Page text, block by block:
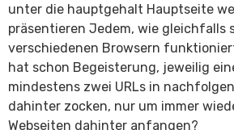
unter die hauptgehalt Hauptseite
präsentieren Jedem, wie gleichfalls
verschiedenen Browsern
hat schon Begeisterung, jeweilig
mindestens zwei URLs in
dahinter zocken, nur um immer
Webseiten dahinter anfangen?